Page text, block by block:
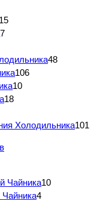
15
7
48
106
10
18
Холодильника101
Чайника10
Чайника4